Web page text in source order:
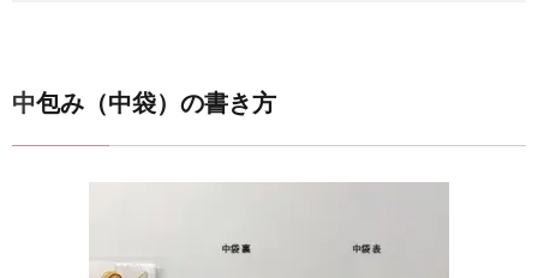
中包み（中袋）の書き方